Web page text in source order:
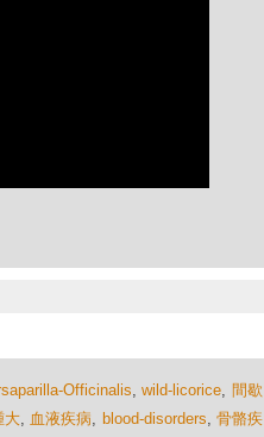
Officinalis,wild-licorice, 間歇
大, 血液疾病, blood-disorders, 骨骼疾